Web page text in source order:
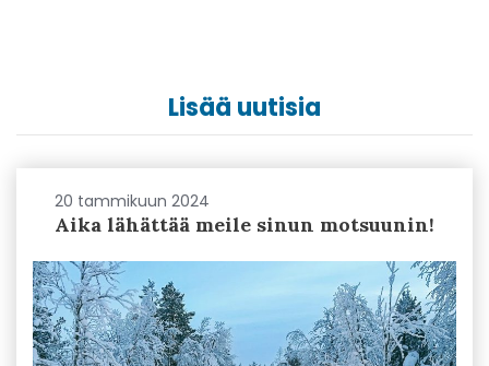
Lisää uutisia
20 tammikuun 2024
Aika lähättää meile sinun motsuunin!